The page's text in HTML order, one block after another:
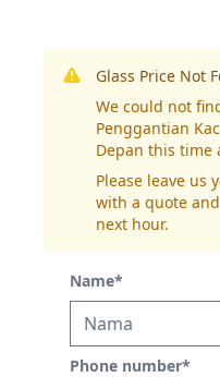
Glass Price Not
We could not
Penggantian
Depan this time
Please leave us
with a quote
next hour.
Name*
Phone number*